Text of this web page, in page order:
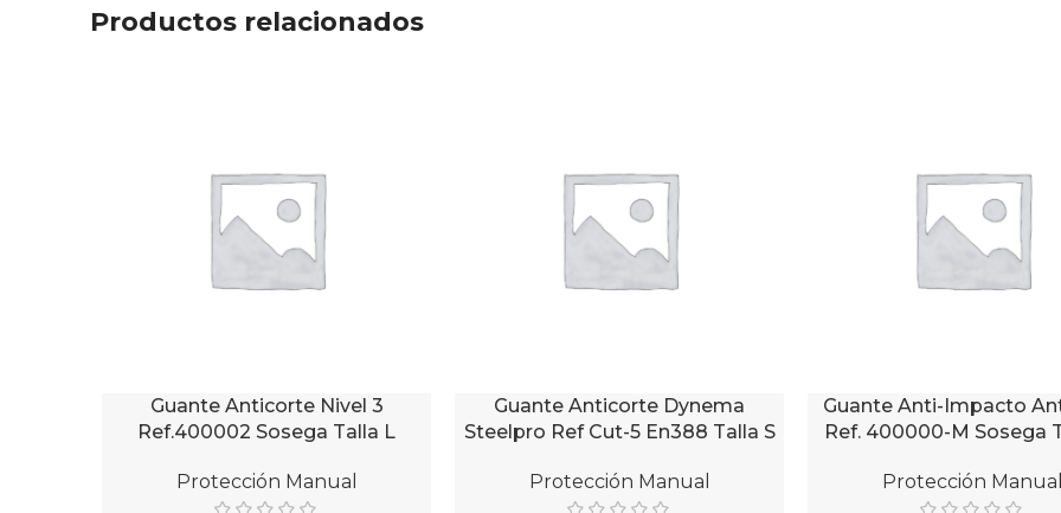
Productos relacionados
AÑADIR AL CARRITO
Guante Anticorte Nivel 3
Ref.400002 Sosega Talla L
Protección Manual
AÑADIR AL CARRITO
Guante Anticorte Dynema
Steelpro Ref Cut-5 En388 Talla S
Protección Manual
AÑADIR AL CARRITO
Guante Anti-Impacto
Ref. 400000-M Sosega
Protección